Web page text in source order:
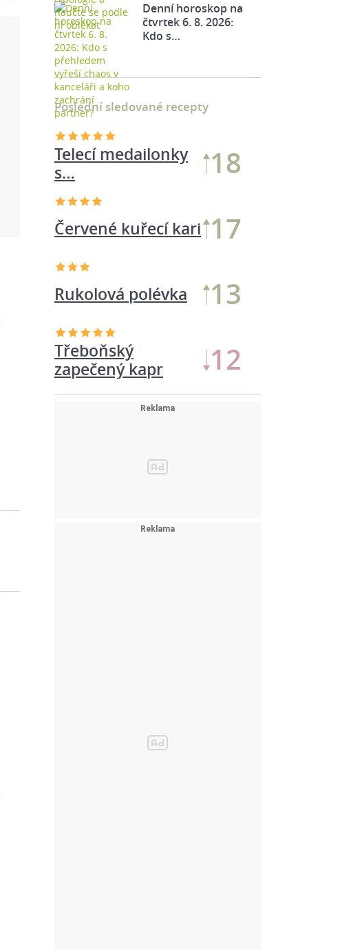
Denní horoskop na
čtvrtek 6. 8. 2026:
Kdo s…
Poslední sledované recepty
Rukolová polévka 13
Třeboňský
zapečený kapr
12
Červené kuřecí kari 17
Telecí medailonky
s…
18